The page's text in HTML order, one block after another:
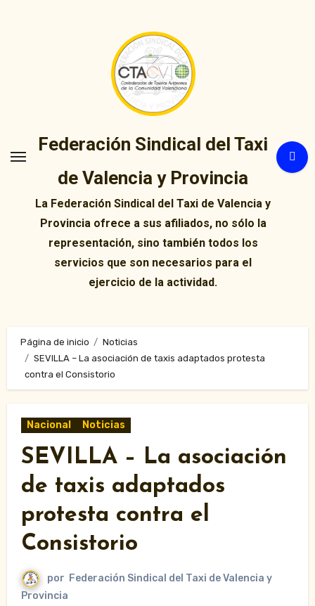
Federación Sindical del Taxi
de Valencia y Provincia
La Federación Sindical del Taxi de Valencia y
Provincia ofrece a sus afiliados, no sólo la
representación, sino también todos los
servicios que son necesarios para el
ejercicio de la actividad.
Página de inicio
Noticias
SEVILLA – La asociación de taxis adaptados protesta
contra el Consistorio
Nacional Noticias
SEVILLA – La asociación
de taxis adaptados
protesta contra el
Consistorio
por Federación Sindical del Taxi de Valencia y
Provincia